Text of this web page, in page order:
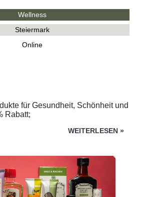
Wellness
Steiermark
Online
für Gesundheit, Schönheit und
Rabatt;
WEITERLESEN »